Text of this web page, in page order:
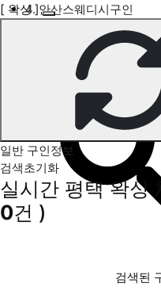
4. 안산스웨디시구인
평택 왁싱 구인정보
[ 왁싱 ]
일반 구인정보
검색초기화
실시간 평택 왁싱
0건 )
검색된